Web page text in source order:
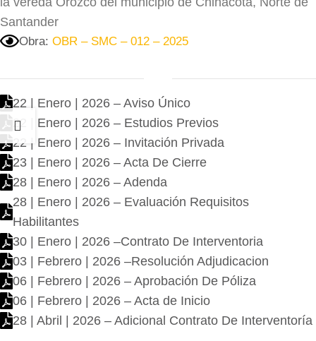
Santander
Obra: OBR – SMC – 012 – 2025
22 | Enero | 2026 – Aviso Único
22 | Enero | 2026 – Estudios Previos
22 | Enero | 2026 – Invitación Privada
23 | Enero | 2026 – Acta De Cierre
28 | Enero | 2026 – Adenda
28 | Enero | 2026 – Evaluación Requisitos
Habilitantes
30 | Enero | 2026 –Contrato De Interventoria
03 | Febrero | 2026 –Resolución Adjudicacion
06 | Febrero | 2026 – Aprobación De Póliza
06 | Febrero | 2026 – Acta de Inicio
28 | Abril | 2026 – Adicional Contrato De Interventoría